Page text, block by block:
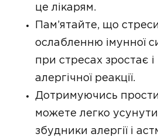
це лікарям.
Пам’ятайте, що
ослабленню імунної
при стресах зростає
алергічної реакції.
Дотримуючись
можете легко усунути
збудники алергії і